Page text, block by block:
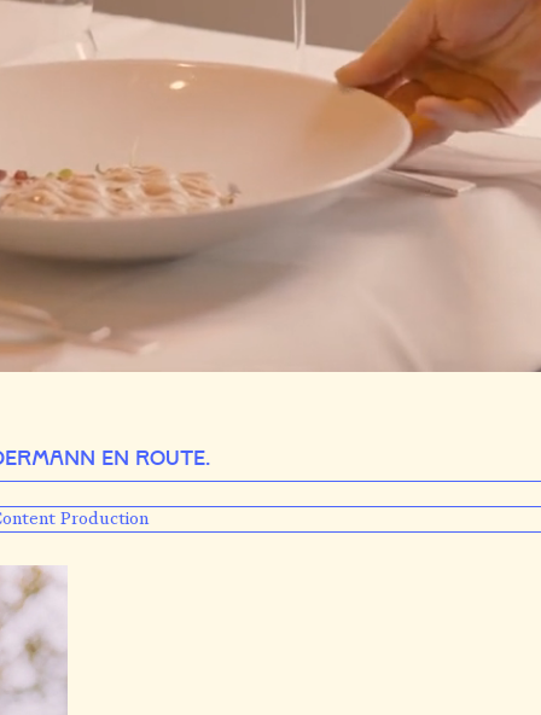
en Route.
Production